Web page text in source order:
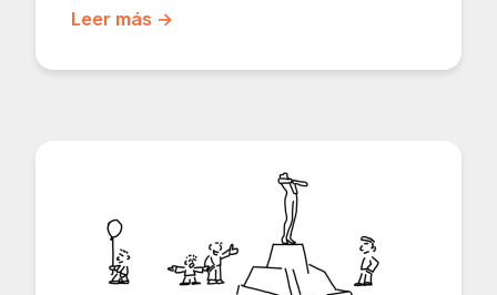
Leer más →